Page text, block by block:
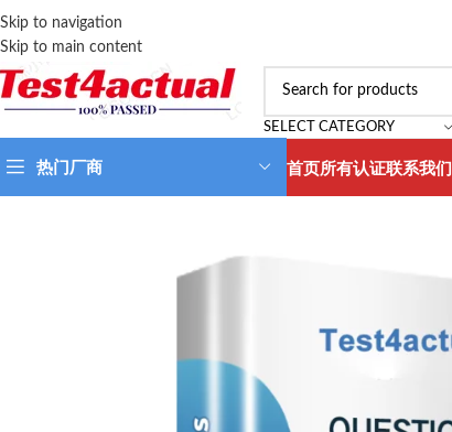
Skip to navigation
Skip to main content
SELECT CATEGORY
热门厂商 首页所有认证联系我们